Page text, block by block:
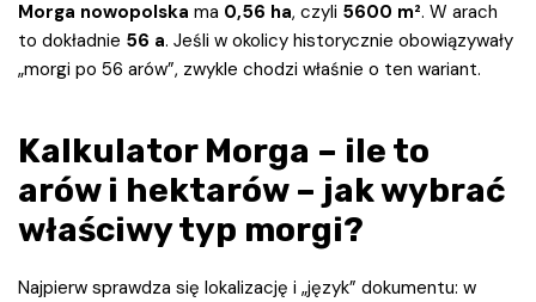
Morga nowopolska ma 0,56 ha, czyli 5600 m². W arach
to dokładnie 56 a. Jeśli w okolicy historycznie obowiązywały
„morgi po 56 arów”, zwykle chodzi właśnie o ten wariant.
Kalkulator Morga – ile to
arów i hektarów – jak wybrać
właściwy typ morgi?
Najpierw sprawdza się lokalizację i „język” dokumentu: w